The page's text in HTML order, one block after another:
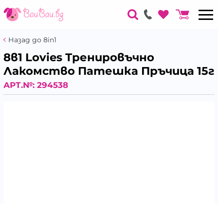
Назад до 8in1
8в1 Lovies Тренировъчно
Лакомство Патешка Пръчица 15г
АРТ.№: 294538